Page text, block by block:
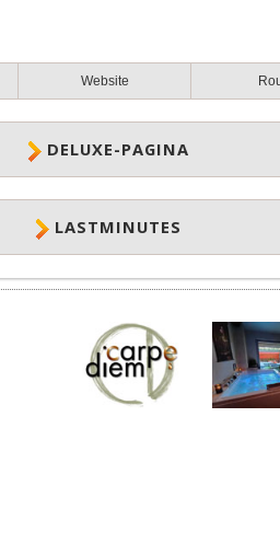
Website
DELUXE-PAGINA
LASTMINUTES